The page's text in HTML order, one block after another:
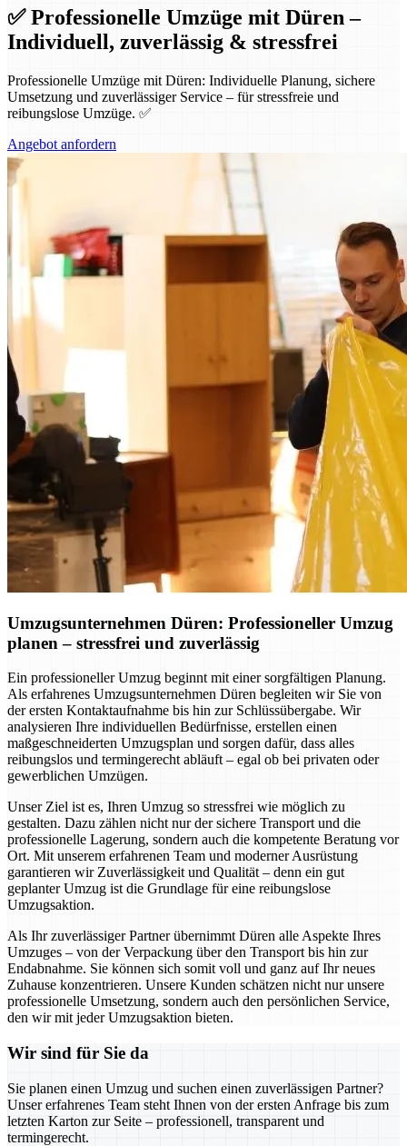
✅ Professionelle Umzüge mit Düren –
Individuell, zuverlässig & stressfrei
Professionelle Umzüge mit Düren: Individuelle Planung, sichere
Umsetzung und zuverlässiger Service – für stressfreie und
reibungslose Umzüge. ✅
Angebot anfordern
Umzugsunternehmen Düren: Professioneller Umzug
planen – stressfrei und zuverlässig
Ein professioneller Umzug beginnt mit einer sorgfältigen Planung.
Als erfahrenes Umzugsunternehmen Düren begleiten wir Sie von
der ersten Kontaktaufnahme bis hin zur Schlüssübergabe. Wir
analysieren Ihre individuellen Bedürfnisse, erstellen einen
maßgeschneiderten Umzugsplan und sorgen dafür, dass alles
reibungslos und termingerecht abläuft – egal ob bei privaten oder
gewerblichen Umzügen.
Unser Ziel ist es, Ihren Umzug so stressfrei wie möglich zu
gestalten. Dazu zählen nicht nur der sichere Transport und die
professionelle Lagerung, sondern auch die kompetente Beratung vor
Ort. Mit unserem erfahrenen Team und moderner Ausrüstung
garantieren wir Zuverlässigkeit und Qualität – denn ein gut
geplanter Umzug ist die Grundlage für eine reibungslose
Umzugsaktion.
Als Ihr zuverlässiger Partner übernimmt Düren alle Aspekte Ihres
Umzuges – von der Verpackung über den Transport bis hin zur
Endabnahme. Sie können sich somit voll und ganz auf Ihr neues
Zuhause konzentrieren. Unsere Kunden schätzen nicht nur unsere
professionelle Umsetzung, sondern auch den persönlichen Service,
den wir mit jeder Umzugsaktion bieten.
Wir sind für Sie da
Sie planen einen Umzug und suchen einen zuverlässigen Partner?
Unser erfahrenes Team steht Ihnen von der ersten Anfrage bis zum
letzten Karton zur Seite – professionell, transparent und
termingerecht.